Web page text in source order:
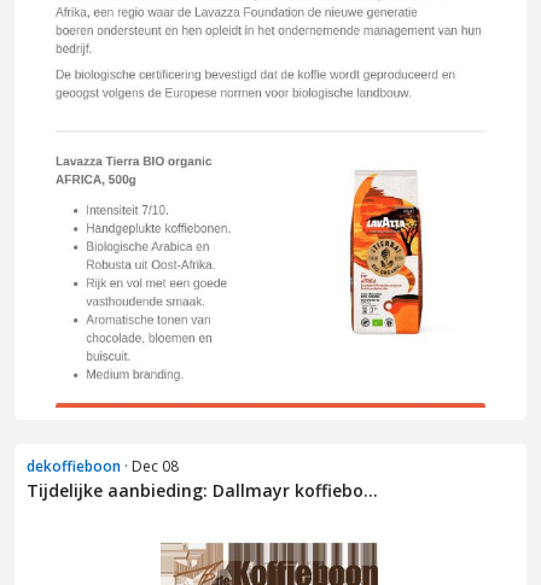
dekoffieboon · Dec 08
Tijdelijke aanbieding: Dallmayr koffiebo...